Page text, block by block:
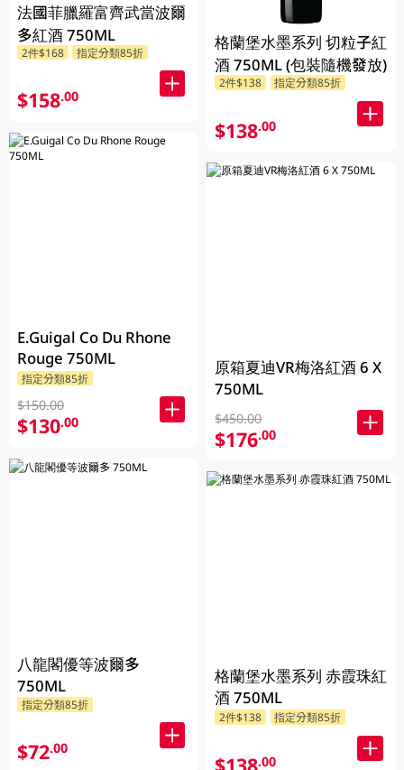
法國菲臘羅富齊武當波爾
多紅酒 750ML
2件$168 指定分類85折
$158.00
E.Guigal Co Du Rhone
Rouge 750ML
指定分類85折
$150.00
$130.00
八龍閣優等波爾多
750ML
指定分類85折
$72.00
格蘭堡水墨系列 切粒子紅
酒 750ML (包裝隨機發放)
2件$138 指定分類85折
$138.00
原箱夏迪VR梅洛紅酒 6 X
750ML
$450.00
$176.00
格蘭堡水墨系列 赤霞珠紅
酒 750ML
2件$138 指定分類85折
.00